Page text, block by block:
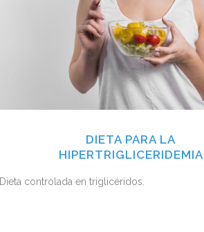
DIETA PARA LA
HIPERTRIGLICERIDEMIA
Dieta controlada en triglicéridos.